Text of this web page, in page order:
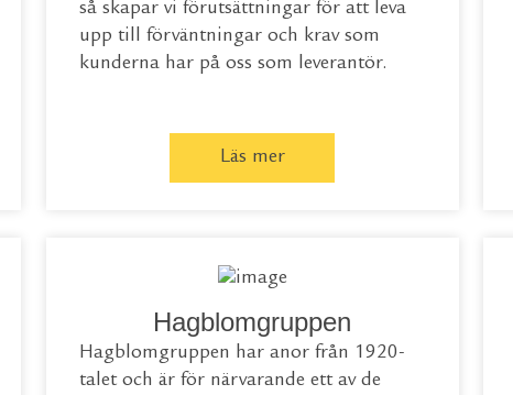
så skapar vi förutsättningar för att leva
upp till förväntningar och krav som
kunderna har på oss som leverantör.
Läs mer
Hagblomgruppen
Hagblomgruppen har anor från 1920-
talet och är för närvarande ett av de